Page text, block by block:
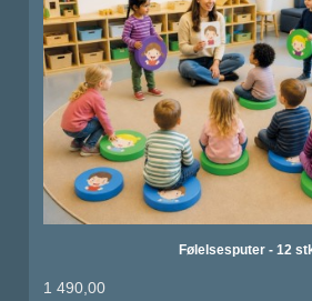
Følelsesputer - 12
1 490,00